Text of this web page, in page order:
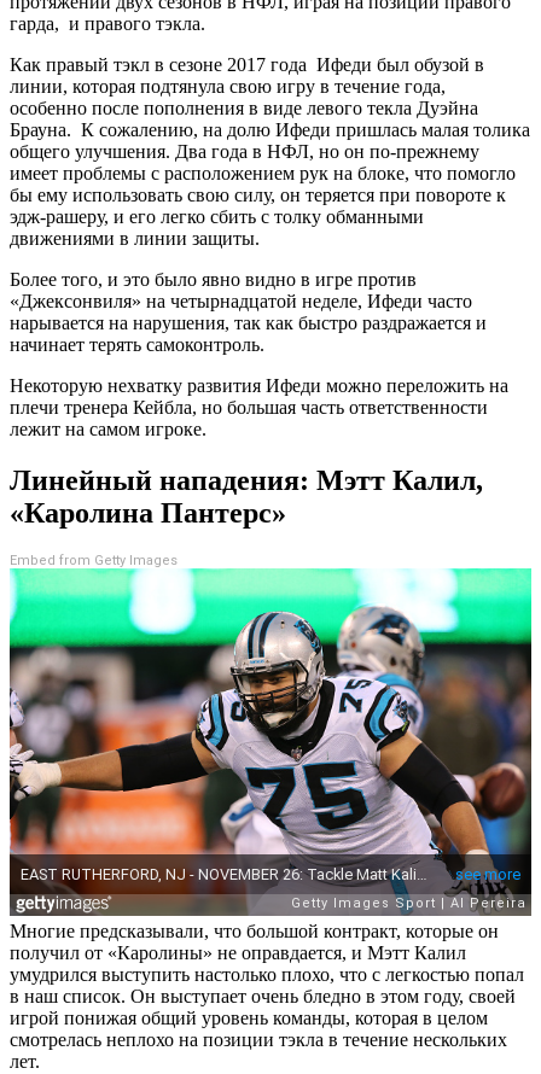
гарда, и правого тэкла.
Как правый тэкл в сезоне 2017 года Ифеди был обузой в
линии, которая подтянула свою игру в течение года,
особенно после пополнения в виде левого текла Дуэйна
Брауна. К сожалению, на долю Ифеди пришлась малая толика
общего улучшения. Два года в НФЛ, но он по-прежнему
имеет проблемы с расположением рук на блоке, что помогло
бы ему использовать свою силу, он теряется при повороте к
эдж-рашеру, и его легко сбить с толку обманными
движениями в линии защиты.
Более того, и это было явно видно в игре против
«Джексонвиля» на четырнадцатой неделе, Ифеди часто
нарывается на нарушения, так как быстро раздражается и
начинает терять самоконтроль.
Некоторую нехватку развития Ифеди можно переложить на
плечи тренера Кейбла, но большая часть ответственности
лежит на самом игроке.
Линейный нападения: Мэтт Калил,
«Каролина Пантерс»
Embed from Getty Images
Многие предсказывали, что большой контракт, которые он
получил от «Каролины» не оправдается, и Мэтт Калил
умудрился выступить настолько плохо, что с легкостью попал
в наш список. Он выступает очень бледно в этом году, своей
игрой понижая общий уровень команды, которая в целом
смотрелась неплохо на позиции тэкла в течение нескольких
лет.